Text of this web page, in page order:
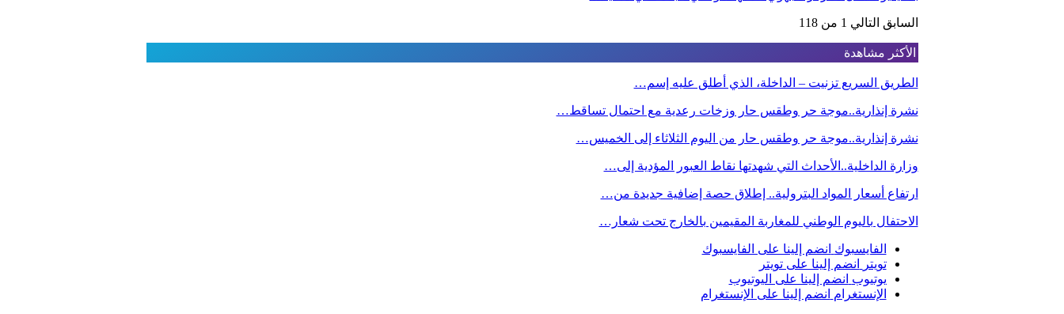
السابق التالي 1 من 118
الأكثر مشاهدة
الطريق السريع تزنيت – الداخلة، الذي أطلق عليه إسم…
نشرة إنذارية..موجة حر وطقس حار وزخات رعدية مع احتمال تساقط…
نشرة إنذارية..موجة حر وطقس حار من اليوم الثلاثاء إلى الخميس…
وزارة الداخلية..الأحداث التي شهدتها نقاط العبور المؤدية إلى…
ارتفاع أسعار المواد البترولية.. إطلاق حصة إضافية جديدة من…
الاحتفال باليوم الوطني للمغاربة المقيمين بالخارج تحت شعار…
الفايسبوك انضم إلينا على الفايسبوك
تويتر
انضم إلينا على تويتر
يوتيوب انضم إلينا على اليوتيوب
الإنستغرام انضم إلينا على الإنستغرام